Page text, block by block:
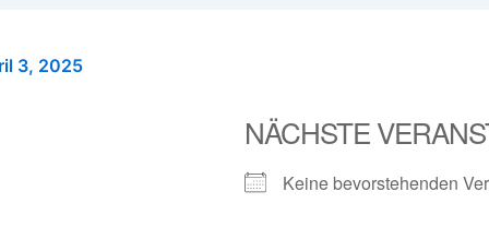
3, 2025
NÄCHSTE
Keine bevorstehenden